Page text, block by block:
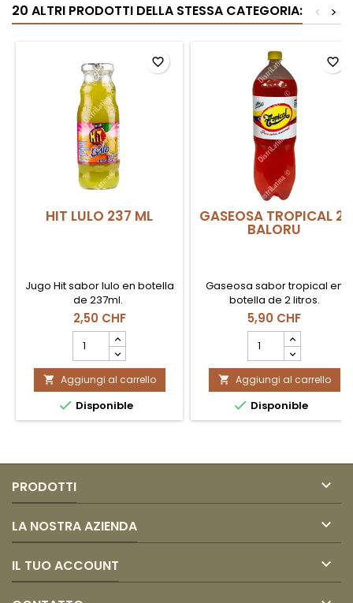
20 ALTRI PRODOTTI DELLA STESSA CATEGORIA: >
<
HIT LULO 237 ML
Jugo Hit sabor lulo en botella
de 237ml.
2,50 CHF
quantità
del
prodotto
HIT
LULO
237
 Aggiungi al carrello
 Disponible
favorite_border
GASEOSA TROPICAL 2L
BALORU
Gaseosa sabor tropical en
botella de 2 litros.
5,90 CHF
quantità
del
prodotto
GASEOSA
TROPICAL
2L
 Aggiungi al carrello
 Disponible
favorite_border
PRODOTTI 
LA NOSTRA AZIENDA 
IL TUO ACCOUNT 